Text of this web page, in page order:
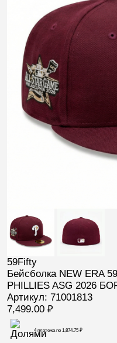
59Fifty
Бейсболка NEW ERA
PHILLIES ASG 2026
Артикул: 71001813
7,499.00 ₽
4 платежа по 1,874.75 ₽